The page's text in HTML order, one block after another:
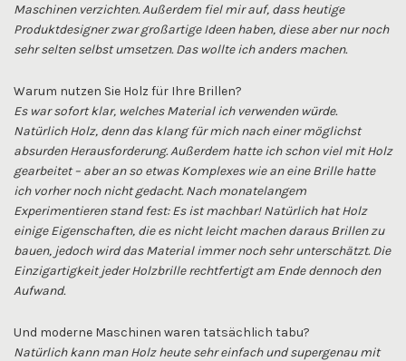
Maschinen verzichten. Außerdem fiel mir auf, dass heutige
Produktdesigner zwar großartige Ideen haben, diese aber nur noch
sehr selten selbst umsetzen. Das wollte ich anders machen.
Warum nutzen Sie Holz für Ihre Brillen?
Es war sofort klar, welches Material ich verwenden würde.
Natürlich Holz, denn das klang für mich nach einer möglichst
absurden Herausforderung. Außerdem hatte ich schon viel mit Holz
gearbeitet – aber an so etwas Komplexes wie an eine Brille hatte
ich vorher noch nicht gedacht. Nach monatelangem
Experimentieren stand fest: Es ist machbar! Natürlich hat Holz
einige Eigenschaften, die es nicht leicht machen daraus Brillen zu
bauen, jedoch wird das Material immer noch sehr unterschätzt. Die
Einzigartigkeit jeder Holzbrille rechtfertigt am Ende dennoch den
Aufwand.
Und moderne Maschinen waren tatsächlich tabu?
Natürlich kann man Holz heute sehr einfach und supergenau mit